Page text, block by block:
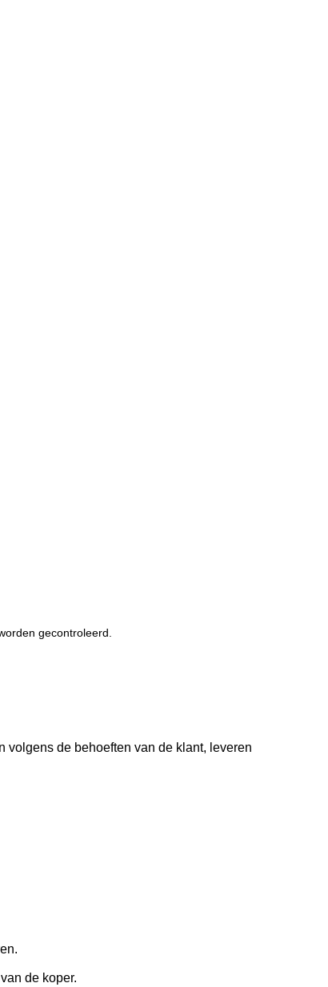
gecontroleerd.
volgens de behoeften van de klant, leveren
de koper.